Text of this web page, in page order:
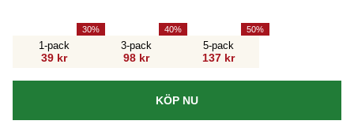
1-pack
39 kr
30
3-pack
98 kr
40
5-pack
137 kr
50
KÖP NU